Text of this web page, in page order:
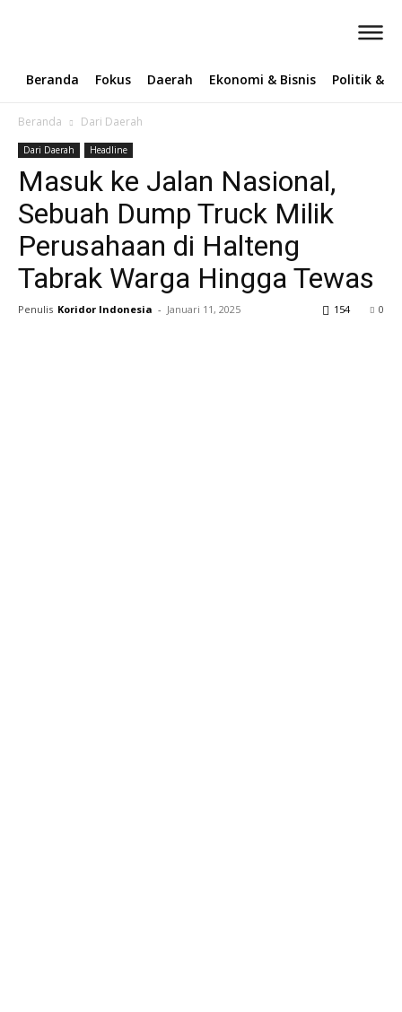
Beranda Fokus Daerah Ekonomi & Bisnis Politik &
Beranda Dari Daerah
Dari Daerah Headline
Masuk ke Jalan Nasional,
Sebuah Dump Truck Milik
Perusahaan di Halteng
Tabrak Warga Hingga Tewas
Penulis Koridor Indonesia - Januari 11, 2025 0
154